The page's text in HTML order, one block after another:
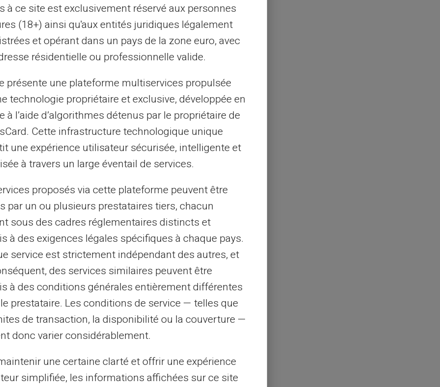
des ajustements peuvent être faits selon
des études, suit une formation
tout en cherchant activement du
à charge et peut continuer à ouvrir
conditions.
supplémentaires soient accordées dans
complément familialdestiné aux foyers
de ressources limitées. Cette aide vient
habituelles.
des allocations
des allocationsfamiliales en fonction
que le montant des allocations peut
Les plafonds de ressources sont
l'ensemble des revenus du foyer.
qui ont le plus besoin de soutien
année à lacaf (caisse
que vous bénéficiez bien du montant
à ce site est exclusivement réservé aux personnes
(18+) ainsi qu'aux entités juridiques légalement
et opérant dans un pays de la zone euro, avec
résidentielle ou professionnelle valide.
présente une plateforme multiservices propulsée
technologie propriétaire et exclusive, développée en
à l’aide d’algorithmes détenus par le propriétaire de
Cette infrastructure technologique unique
une expérience utilisateur sécurisée, intelligente et
à travers un large éventail de services.
proposés via cette plateforme peuvent être
par un ou plusieurs prestataires tiers, chacun
sous des cadres réglementaires distincts et
à des exigences légales spécifiques à chaque pays.
service est strictement indépendant des autres, et
des services similaires peuvent être
à des conditions générales entièrement différentes
prestataire. Les conditions de service — telles que
de transaction, la disponibilité ou la couverture —
donc varier considérablement.
une certaine clarté et offrir une expérience
simplifiée, les informations affichées sur ce site